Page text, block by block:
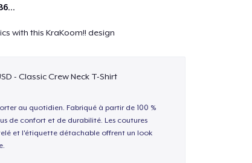
with this KraKoom!! design
- Classic Crew Neck T-Shirt
au quotidien. Fabriqué à partir de 100 %
de confort et de durabilité. Les coutures
et l'étiquette détachable offrent un look